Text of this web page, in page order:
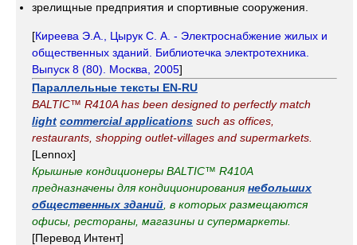
зрелищные предприятия и спортивные сооружения.
[Киреева Э.А., Цырук С. А. - Электроснабжение жилых и
общественных зданий. Библиотечка электротехника.
Выпуск 8 (80). Москва, 2005]
Параллельные тексты EN-RU
BALTIC™ R410A has been designed to perfectly match
light commercial applications such as offices,
restaurants, shopping outlet-villages and supermarkets.
[Lennox]
Крышные кондиционеры BALTIC™ R410A
предназначены для кондиционированиянебольших
общественных зданий , в которых размещаются
офисы, рестораны, магазины и супермаркеты.
[Перевод Интент]